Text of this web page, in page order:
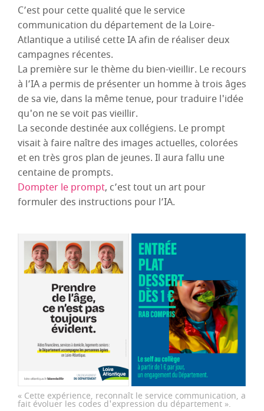
C’est pour cette qualité que le service
communication du département de la Loire-
Atlantique a utilisé cette IA afin de réaliser deux
campagnes récentes.
La première sur le thème du bien-vieillir. Le recours
à l’IA a permis de présenter un homme à trois âges
de sa vie, dans la même tenue, pour traduire l'idée
qu'on ne se voit pas vieillir.
La seconde destinée aux collégiens. Le prompt
visait à faire naître des images actuelles, colorées
et en très gros plan de jeunes. Il aura fallu une
centaine de prompts.
Dompter le prompt, c’est tout un art pour
formuler des instructions pour l’IA.
« Cette expérience, reconnaît le service communication, a
fait évoluer les codes d'expression du département ».